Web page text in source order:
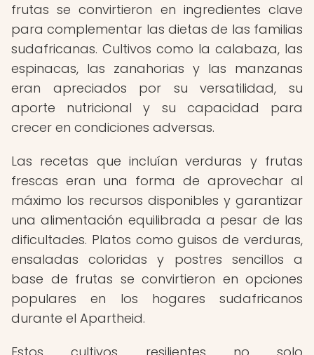
frutas se convirtieron en ingredientes clave
para complementar las dietas de las familias
sudafricanas. Cultivos como la calabaza, las
espinacas, las zanahorias y las manzanas
eran apreciados por su versatilidad, su
aporte nutricional y su capacidad para
crecer en condiciones adversas.
Las recetas que incluían verduras y frutas
frescas eran una forma de aprovechar al
máximo los recursos disponibles y garantizar
una alimentación equilibrada a pesar de las
dificultades. Platos como guisos de verduras,
ensaladas coloridas y postres sencillos a
base de frutas se convirtieron en opciones
populares en los hogares sudafricanos
durante el Apartheid.